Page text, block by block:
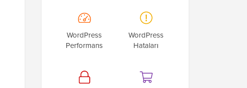
WordPress
Performans
WordPress
Hataları